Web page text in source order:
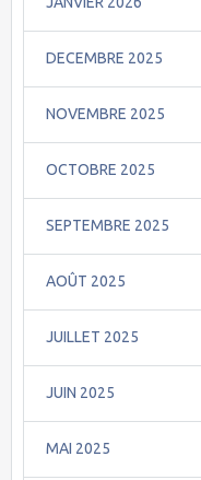
DECEMBRE 2025
NOVEMBRE 2025
OCTOBRE 2025
SEPTEMBRE 2025
AOÛT 2025
JUILLET 2025
JUIN 2025
MAI 2025